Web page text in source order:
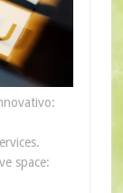
space: